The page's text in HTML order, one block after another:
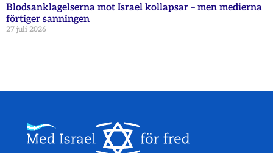
Blodsanklagelserna mot Israel kollapsar – men medierna
förtiger sanningen
27 juli 2026